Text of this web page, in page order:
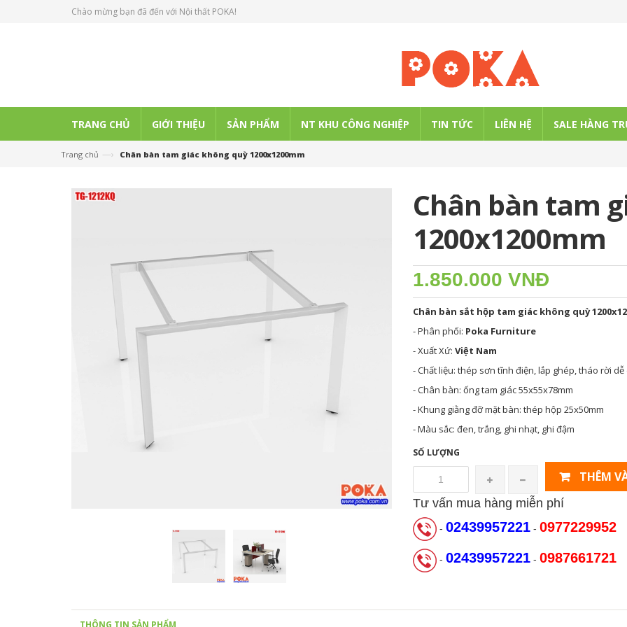
Chào mừng bạn đã đến với Nội thất POKA!
TRANG CHỦ GIỚI THIỆU SẢN PHẨM NT KHU CÔNG NGHIỆP TIN TỨC LIÊN HỆ SALE HÀNG
Trang chủ —› Chân bàn tam giác không quỳ 1200x1200mm
Chân bàn tam
1200x1200mm
1.850.000 VNĐ
Chân bàn sắt hộp tam giác không quỳ
- Phân phối: Poka Furniture
- Xuất Xứ: Việt Nam
- Chất liệu: thép sơn tĩnh điện, lắp ghép, tháo rời dễ
- Chân bàn: ống tam giác 55x55x78mm
- Khung giằng đỡ mặt bàn: thép hộp 25x50mm
- Màu sắc: đen, trắng, ghi nhạt, ghi đậm
SỐ LƯỢNG
THÊM
Tư vấn mua hàng miễn phí
- 02439957221- 0977229952
- 02439957221- 0987661721
THÔNG TIN SẢN PHẨM